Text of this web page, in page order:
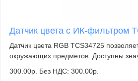
Датчик цвета с ИК-фильтром
Датчик цвета RGB TCS34725
окружающих предметов. Доступны
300.00р. Без НДС: 300.00р.